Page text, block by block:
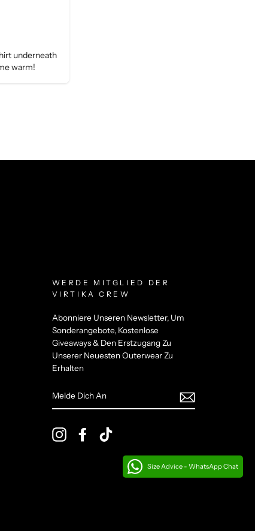
WERDE MITGLIED DER
VIRTIKA CREW
Abonniere Unseren Newsletter, Um
Sonderangebote, Kostenlose
Giveaways & Den Erstzugang Zu
Unserer Neuesten Outerwear Zu
Erhalten
DICH
AN
InstagramFacebook
Size Advice - WhatsApp Chat